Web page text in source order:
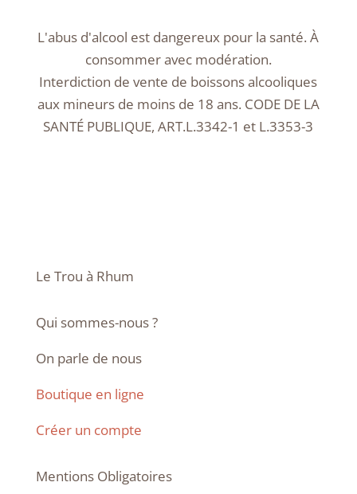
L'abus d'alcool est dangereux pour la santé. À
consommer avec modération.
Interdiction de vente de boissons alcooliques
aux mineurs de moins de 18 ans. CODE DE LA
SANTÉ PUBLIQUE, ART.L.3342-1 et L.3353-3
Le Trou à Rhum
Qui sommes-nous ?
On parle de nous
Boutique en ligne
Créer un compte
Mentions Obligatoires